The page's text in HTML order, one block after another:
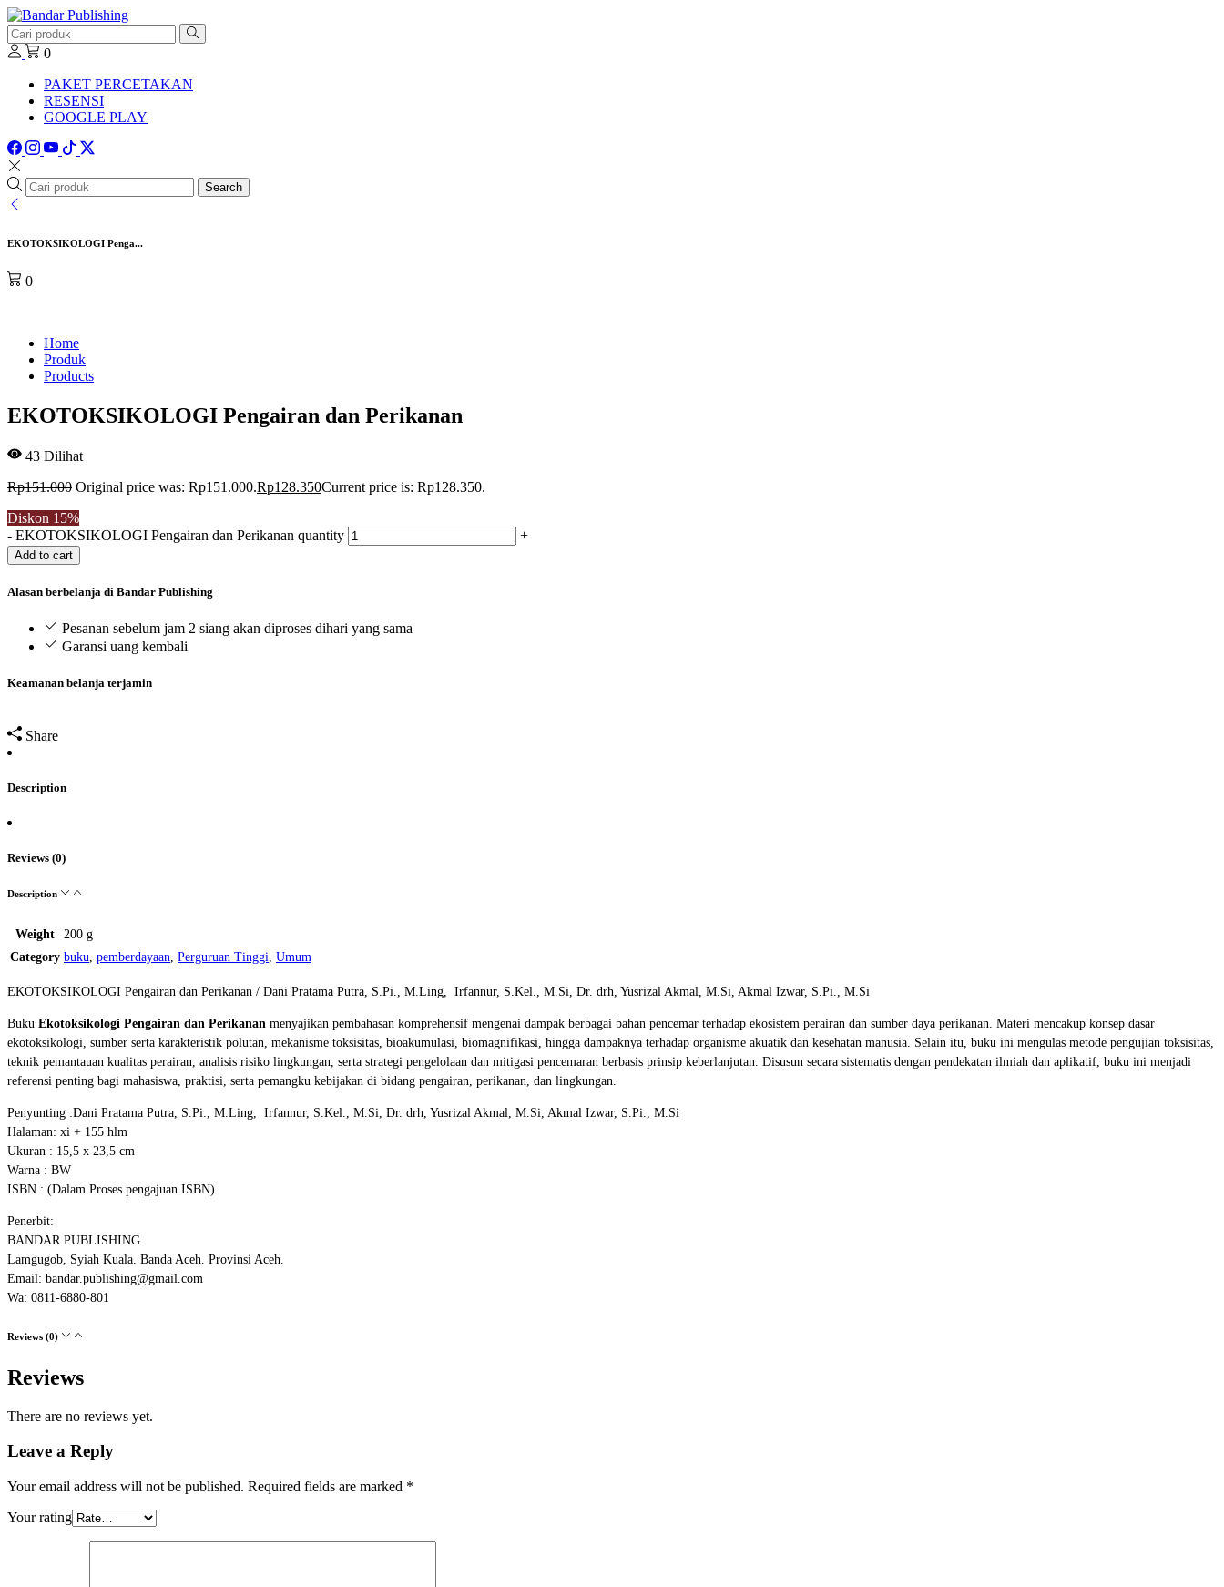
0
PAKET PERCETAKAN
RESENSI
GOOGLE PLAY
Search
EKOTOKSIKOLOGI Penga...
0
Home
Produk
Products
EKOTOKSIKOLOGI Pengairan dan Perikanan
43 Dilihat
Rp151.000 Original price was: Rp151.000.Rp128.350Current price is: Rp128.350.
Diskon 15%
- EKOTOKSIKOLOGI Pengairan dan Perikanan quantity +
Add to cart
Alasan berbelanja di Bandar Publishing
Pesanan sebelum jam 2 siang akan diproses dihari yang sama
Garansi uang kembali
Keamanan belanja terjamin
Share
Description
Reviews (0)
Description
Weight
200 g
Category buku pemberdayaan Perguruan Tinggi Umum
EKOTOKSIKOLOGI Pengairan dan Perikanan / Dani Pratama Putra, S.Pi., M.Ling, Irfannur, S.Kel., M.Si, Dr. drh, Yusrizal Akmal, M.Si, Akmal Izwar, S.Pi., M.Si
Buku Ekotoksikologi Pengairan dan Perikanan menyajikan pembahasan komprehensif mengenai dampak berbagai bahan pencemar terhadap ekosistem perairan dan sumber daya perikanan. Materi mencakup konsep dasar
ekotoksikologi, sumber serta karakteristik polutan, mekanisme toksisitas, bioakumulasi, biomagnifikasi, hingga dampaknya terhadap organisme akuatik dan kesehatan manusia. Selain itu, buku ini mengulas metode pengujian toksisitas,
teknik pemantauan kualitas perairan, analisis risiko lingkungan, serta strategi pengelolaan dan mitigasi pencemaran berbasis prinsip keberlanjutan. Disusun secara sistematis dengan pendekatan ilmiah dan aplikatif, buku ini menjadi
referensi penting bagi mahasiswa, praktisi, serta pemangku kebijakan di bidang pengairan, perikanan, dan lingkungan.
Penyunting :Dani Pratama Putra, S.Pi., M.Ling, Irfannur, S.Kel., M.Si, Dr. drh, Yusrizal Akmal, M.Si, Akmal Izwar, S.Pi., M.Si
Halaman: xi + 155 hlm
Ukuran : 15,5 x 23,5 cm
Warna : BW
ISBN : (Dalam Proses pengajuan ISBN)
Penerbit:
BANDAR PUBLISHING
Lamgugob, Syiah Kuala. Banda Aceh. Provinsi Aceh.
Email: bandar.publishing@gmail.com
Wa: 0811-6880-801
Reviews (0)
Reviews
There are no reviews yet.
Leave a Reply
Your email address will not be published. Required fields are marked *
Your rating